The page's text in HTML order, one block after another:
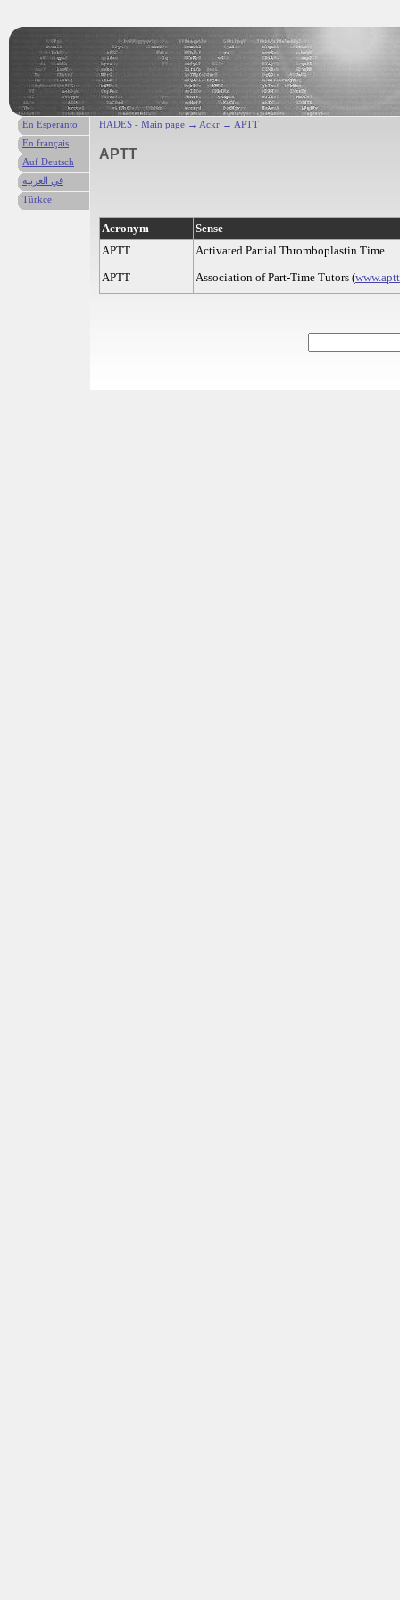
HADES - Main page → Ackr → APTT
APTT
Acronym
Sense
APTT
Activated Partial Thromboplastin Time
APTT
Association of Part-Time Tutors (
En Esperanto
En français
Auf Deutsch
في العربية
Türkce